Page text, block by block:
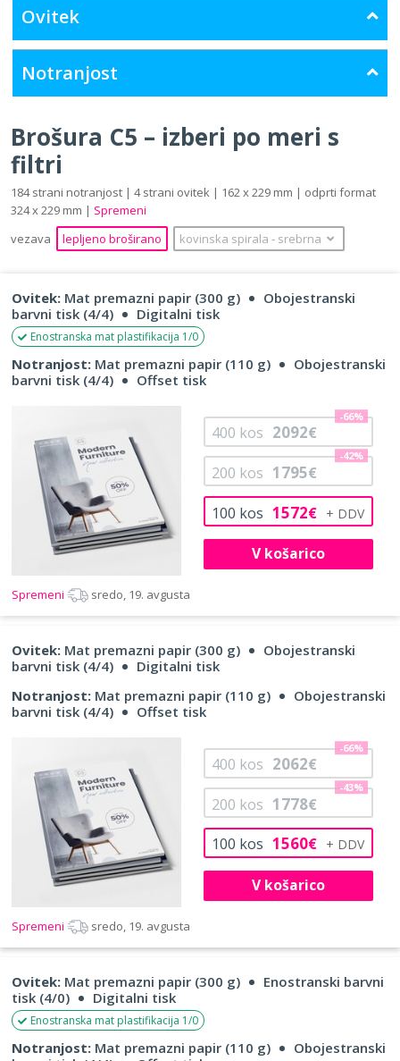
Ovitek
Notranjost
Brošura C5 – izberi po meri s
filtri
184 strani notranjost | 4 strani ovitek | 162 x 229 mm | odprti format
324 x 229 mm | Spremeni
vezava
lepljeno broširano kovinska spirala ‐ srebrna
Ovitek: Mat premazni papir (300 g)
Obojestranski
barvni tisk (4/4)
Digitalni tisk
Enostranska mat plastifikacija 1/0
Notranjost: Mat premazni papir (110 g)
Obojestranski
barvni tisk (4/4)
Offset tisk
100 kos 1572€
200 kos 1795€
-42%
400 kos 2092€
-66%
V košarico
Spremeni sredo, 19. avgusta
Ovitek: Mat premazni papir (300 g)
Obojestranski
barvni tisk (4/4)
Digitalni tisk
Notranjost: Mat premazni papir (110 g)
Obojestranski
barvni tisk (4/4)
Offset tisk
100 kos 1560€
200 kos 1778€
-43%
400 kos 2062€
-66%
V košarico
Spremeni sredo, 19. avgusta
Ovitek: Mat premazni papir (300 g)
Enostranski barvni
tisk (4/0)
Digitalni tisk
Enostranska mat plastifikacija 1/0
Notranjost: Mat premazni papir (110 g)
Obojestranski